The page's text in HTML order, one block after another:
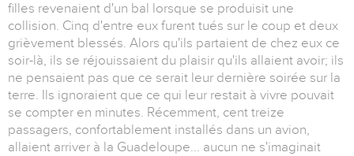
filles revenaient d'un bal lorsque se produisit une
collision. Cinq d'entre eux furent tués sur le coup et deux
grièvement blessés. Alors qu'ils partaient de chez eux ce
soir-là, ils se réjouissaient du plaisir qu'ils allaient avoir; ils
ne pensaient pas que ce serait leur dernière soirée sur la
terre. Ils ignoraient que ce qui leur restait à vivre pouvait
se compter en minutes. Récemment, cent treize
passagers, confortablement installés dans un avion,
allaient arriver à la Guadeloupe... aucun ne s'imaginait